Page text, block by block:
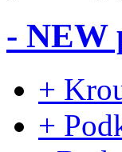
- NEW
+
+